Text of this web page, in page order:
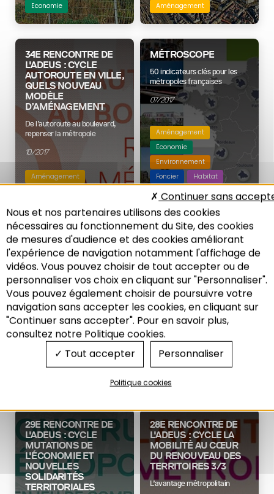
Recherche
Economie Aménagement
34E RENCONTRE DE
L'ADEUS : CYCLE
AUTOROUTE EN VILLE,
QUELS NOUVEAU
MODÈLE
D’AMÉNAGEMENT
De l’autoroute au boulevard,
repenser la métropole
10/2017
Aménagement
MÉTROSCOPE
50 indicateurs clés pour les
métropoles françaises
07/2017
Aménagement
Economie
Environnement
Foncier
Habitat
Mobilité
LES NOTES DE
L'ADEUS N°230 :
DÉPLACEMENT
Offre et demande TER dans le
Bas-Rhin : Quelle adéquation
pour l’accès à
l’Eurométropole ?
06/2017
LES NOTES DE
L'ADEUS N°218 :
ÉCONOMIE
Complexité urbaine
et politiques : Les villes comme
systèmes
29E RENCONTRE DE
L'ADEUS : CYCLE
MUTATIONS DE
L'ÉCONOMIE ET
NOUVELLES
SOLIDARITÉS
TERRITORIALES
28E RENCONTRE DE
L'ADEUS : CYCLE LA
MOBILITÉ AU CŒUR
DU RENOUVEAU DES
TERRITOIRES 3/3
L’avantage métropolitain
Nous et nos partenaires utilisons des cookies
nécessaires au fonctionnement du Site, des cookies
de mesures d'audience et des cookies améliorant
l'expérience de navigation notamment l'affichage de
vidéos. Vous pouvez choisir de tout accepter ou de
personnaliser vos choix en cliquant sur "Personnaliser".
Vous pouvez également choisir de poursuivre votre
navigation sans accepter les cookies, en cliquant sur
"Continuer sans accepter". Pour en savoir plus,
consultez notre Politique cookies.
Tout accepter
Continuer sans
Personnaliser
Politique cookies